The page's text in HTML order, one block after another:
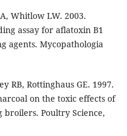
Whitlow LW. 2003.
assay for aflatoxin B1
agents. Mycopathologia
RB, Rottinghaus GE. 1997.
on the toxic effects of
Poultry Science,